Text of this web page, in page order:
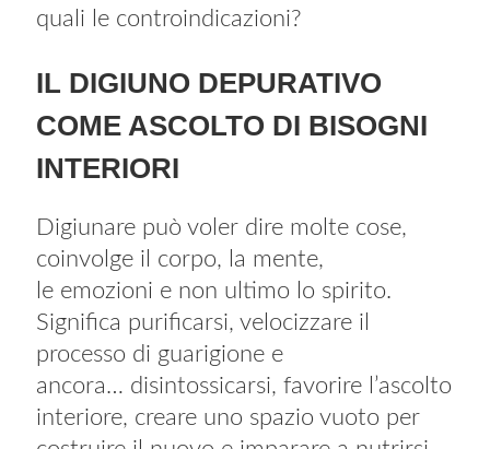
quali le controindicazioni?
IL DIGIUNO DEPURATIVO
COME ASCOLTO DI BISOGNI
INTERIORI
Digiunare può voler dire molte cose,
coinvolge il corpo, la mente,
le emozioni e non ultimo lo spirito.
Significa purificarsi, velocizzare il
processo di guarigione e
ancora… disintossicarsi, favorire l’ascolto
interiore, creare uno spazio vuoto per